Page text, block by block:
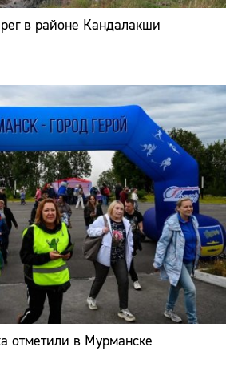
в районе Кандалакши
отметили в Мурманске